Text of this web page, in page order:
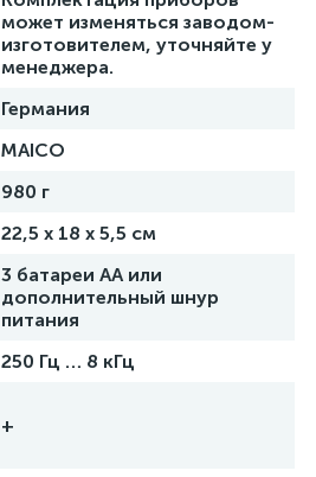
может изменяться заводом-
изготовителем, уточняйте у
менеджера.
Германия
MAICO
980 г
22,5 х 18 х 5,5 см
3 батареи AA или
дополнительный шнур
питания
250 Гц … 8 кГц
+